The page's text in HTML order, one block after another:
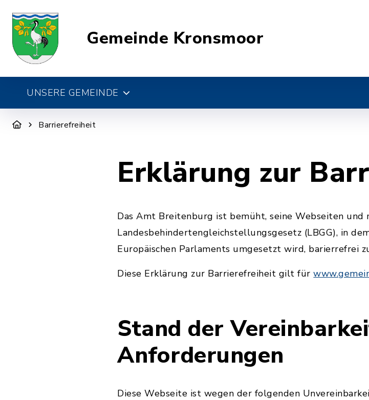
Gemeinde Kronsmoor
UNSERE GEMEINDE
Barrierefreiheit
Erklärung zur
Das Amt Breitenburg ist bemüht, seine Webseiten
Landesbehindertengleichstellungsgesetz (LBGG), in
Europäischen Parlaments umgesetzt wird, barierrefrei
Diese Erklärung zur Barrierefreiheit gilt für
Stand der
Anforderungen
Diese Webseite ist wegen der folgenden